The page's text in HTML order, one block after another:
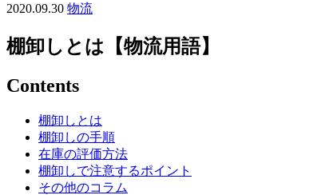
2020.09.30 物流
棚卸しとは【物流用語】
Contents
棚卸しとは
棚卸しの手順
在庫の評価方法
棚卸しで注意するポイント
その他のコラム